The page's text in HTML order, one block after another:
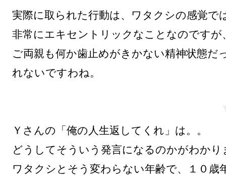
実際に取られた行動は、ワタクシの感覚で
非常にエキセントリックなことなのですが
ご両親も何か歯止めがきかない精神状態だ
れないですわね。
Ｙさんの「俺の人生返してくれ」は。。
どうしてそういう発言になるのかがわかり
ワタクシとそう変わらない年齢で、１０歳